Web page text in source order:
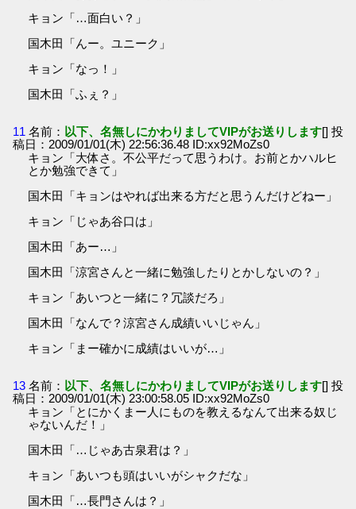
キョン「…面白い？」
国木田「んー。ユニーク」
キョン「なっ！」
国木田「ふぇ？」
11 名前： 以下、名無しにかわりましてVIPがお送りします[] 投
稿日：2009/01/01(木) 22:56:36.48 ID:xx92MoZs0
キョン「大体さ。不公平だって思うわけ。お前とかハルヒ
とか勉強できて」
国木田「キョンはやれば出来る方だと思うんだけどねー」
キョン「じゃあ谷口は」
国木田「あー…」
国木田「涼宮さんと一緒に勉強したりとかしないの？」
キョン「あいつと一緒に？冗談だろ」
国木田「なんで？涼宮さん成績いいじゃん」
キョン「まー確かに成績はいいが…」
13 名前： 以下、名無しにかわりましてVIPがお送りします[] 投
稿日：2009/01/01(木) 23:00:58.05 ID:xx92MoZs0
キョン「とにかくまー人にものを教えるなんて出来る奴じ
ゃないんだ！」
国木田「…じゃあ古泉君は？」
キョン「あいつも頭はいいがシャクだな」
国木田「…長門さんは？」